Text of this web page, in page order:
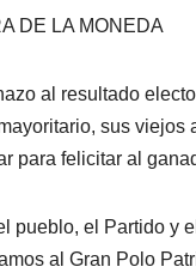
DE LA MONEDA
al resultado
sus viejos
para felicitar al
pueblo, el Partido y
al Gran Polo